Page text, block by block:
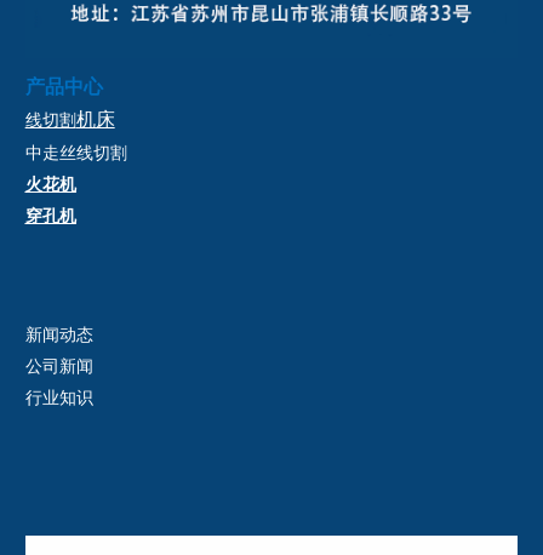
产品中心
线切割机床
中走丝线切割
火花机
穿孔机
新闻动态
公司新闻
行业知识